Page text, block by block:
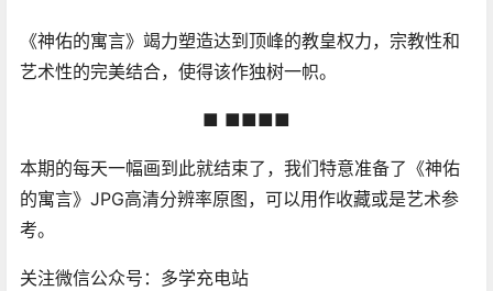
《神佑的寓言》竭力塑造达到顶峰的教皇权力，宗教性和
艺术性的完美结合，使得该作独树一帜。
■ ■■■■
本期的每天一幅画到此就结束了，我们特意准备了《神佑
的寓言》JPG高清分辨率原图，可以用作收藏或是艺术参
考。
关注微信公众号：多学充电站